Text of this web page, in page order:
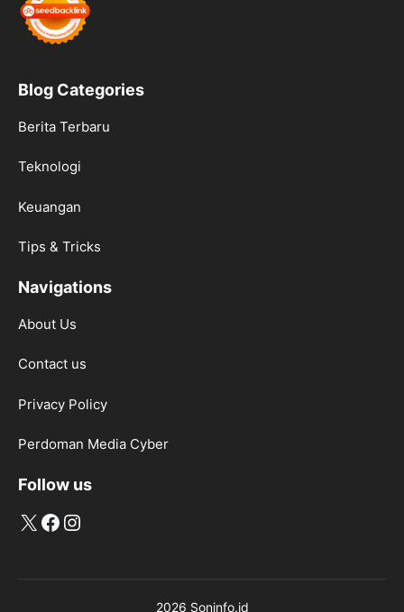
Blog Categories
Berita Terbaru
Teknologi
Keuangan
Tips & Tricks
Navigations
About Us
Contact us
Privacy Policy
Perdoman Media Cyber
Follow us
X Facebook
Instagram
2026 Soninfo.id